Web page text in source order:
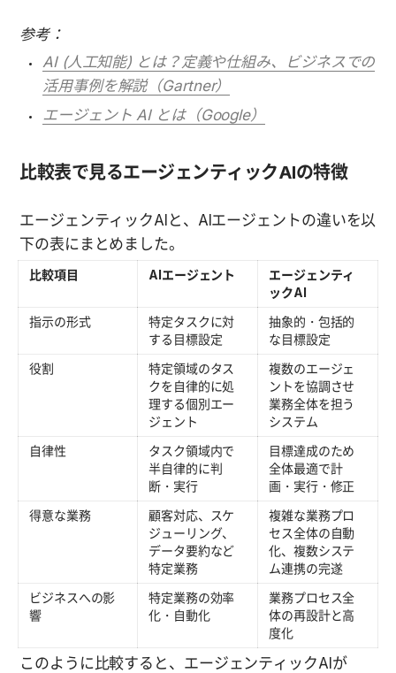
参考：
AI (人工知能) とは？定義や仕組み、ビジネスでの
活用事例を解説（Gartner）
エージェント AI とは（Google）
比較表で見るエージェンティックAIの特徴
エージェンティックAIと、AIエージェントの違いを以
下の表にまとめました。
比較項目 AIエージェント
エージェンティ
ックAI
指示の形式
特定タスクに対
する目標設定
抽象的・包括的
な目標設定
役割
特定領域のタス
クを自律的に処
理する個別エー
ジェント
複数のエージェ
ントを協調させ
業務全体を担う
システム
自律性
タスク領域内で
半自律的に判
断・実行
目標達成のため
全体最適で計
画・実行・修正
得意な業務
顧客対応、スケ
ジューリング、
データ要約など
特定業務
複雑な業務プロ
セス全体の自動
化、複数システ
ム連携の完遂
ビジネスへの影
響
特定業務の効率
化・自動化
業務プロセス全
体の再設計と高
度化
このように比較すると、エージェンティックAIが